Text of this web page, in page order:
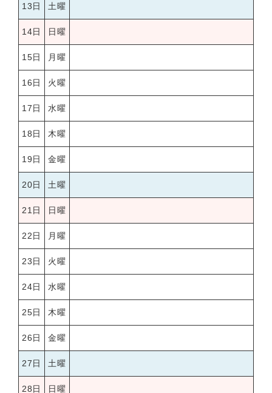
13日 土曜
14日 日曜
15日 月曜
16日 火曜
17日 水曜
18日 木曜
19日 金曜
20日 土曜
21日 日曜
22日 月曜
23日 火曜
24日 水曜
25日 木曜
26日 金曜
27日 土曜
28日 日曜